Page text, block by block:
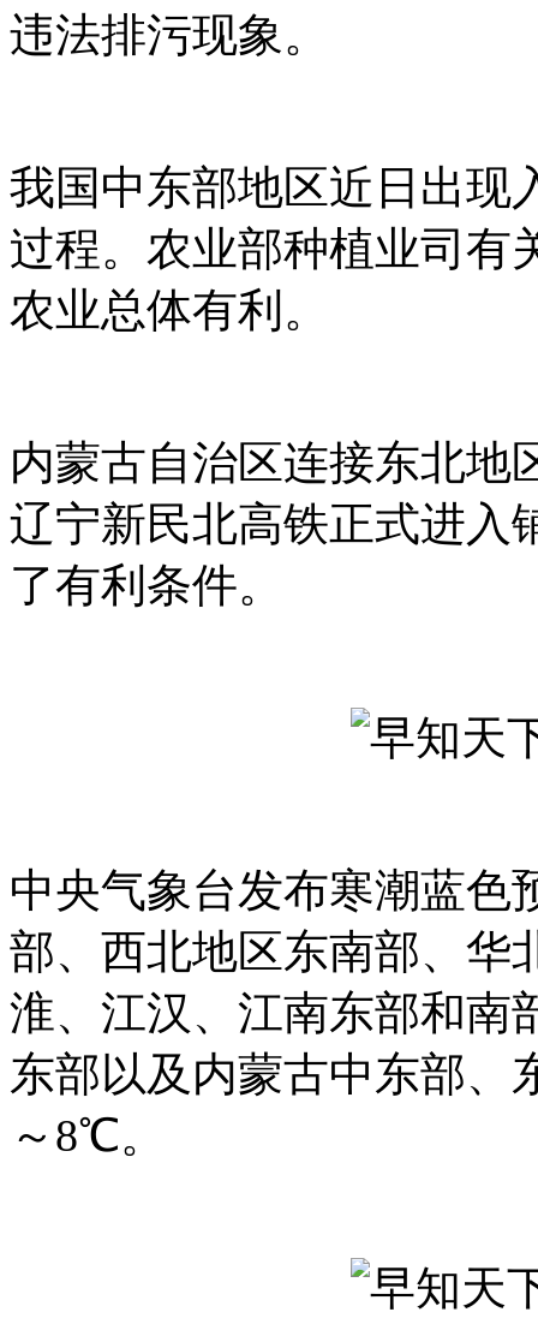
违法排污现象。
我国中东部地区近日出现
过程。农业部种植业司有
农业总体有利。
内蒙古自治区连接东北
辽宁新民北高铁正式进入
了有利条件。
中央气象台发布寒潮蓝色
部、西北地区东南部、华
淮、江汉、江南东部和南
东部以及内蒙古中东部、
～8℃。